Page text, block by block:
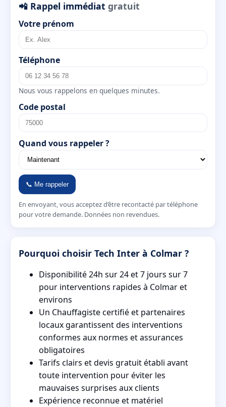
📲 Rappel immédiat gratuit
Votre prénom
Téléphone
Nous vous rappelons en quelques minutes.
Code postal
Quand vous rappeler ?
📞 Me rappeler
En envoyant, vous acceptez d’être recontacté par téléphone
pour votre demande. Données non revendues.
Pourquoi choisir Tech Inter à Colmar ?
Disponibilité 24h sur 24 et 7 jours sur 7
pour interventions rapides à Colmar et
environs
Un Chauffagiste certifié et partenaires
locaux garantissent des interventions
conformes aux normes et assurances
obligatoires
Tarifs clairs et devis gratuit établi avant
toute intervention pour éviter les
mauvaises surprises aux clients
Expérience reconnue et matériel